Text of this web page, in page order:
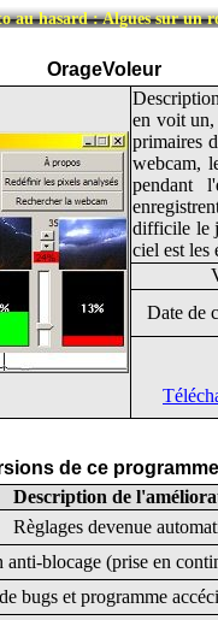
au hasard : Algues sur un
OrageVoleur
en voit un,
primaires
webcam,
pendant
difficile le
ciel est les
Date de
de ce
Description de
Règlages devenue
anti-blocage (prise en
bugs et programme